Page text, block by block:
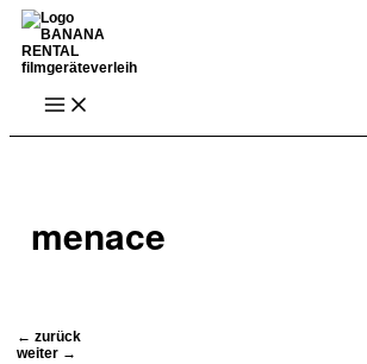
Zum
Inhalt
springen
Main
Menu
menace
Beitragsnavigation
← zurück
weiter →